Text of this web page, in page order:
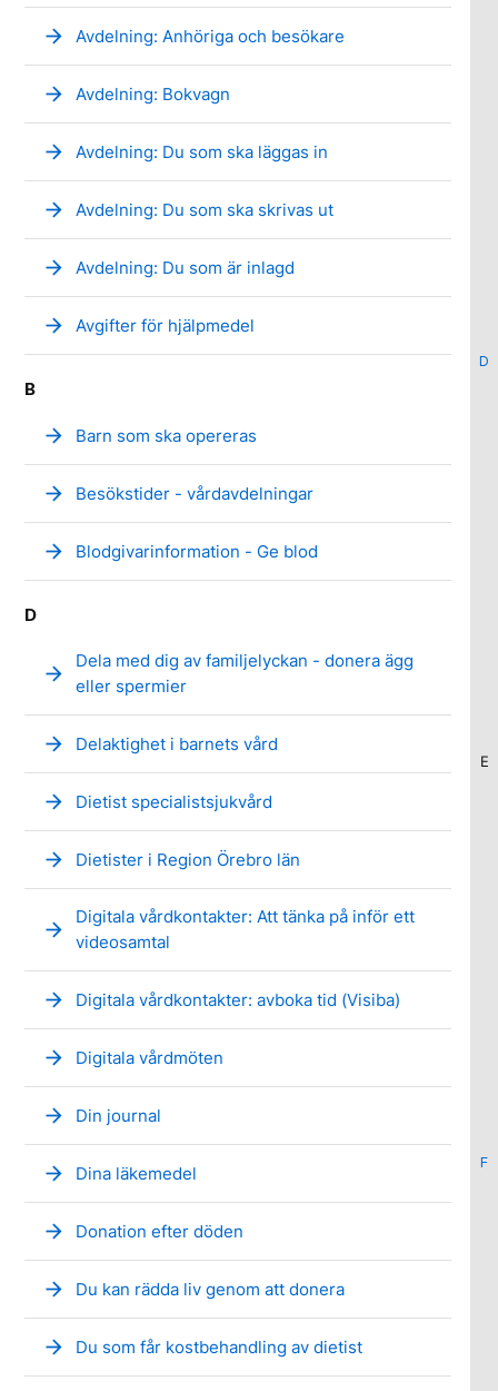
D
E
F
arrow_forward Avdelning: Anhöriga och besökare
arrow_forward Avdelning: Bokvagn
arrow_forward Avdelning: Du som ska läggas in
arrow_forward Avdelning: Du som ska skrivas ut
arrow_forward Avdelning: Du som är inlagd
arrow_forward Avgifter för hjälpmedel
B
arrow_forward Barn som ska opereras
arrow_forward Besökstider - vårdavdelningar
arrow_forward Blodgivarinformation - Ge blod
D
arrow_forward
Dela med dig av familjelyckan - donera ägg
eller spermier
arrow_forward Delaktighet i barnets vård
arrow_forward Dietist specialistsjukvård
arrow_forward Dietister i Region Örebro län
arrow_forward
Digitala vårdkontakter: Att tänka på inför ett
videosamtal
arrow_forward Digitala vårdkontakter: avboka tid (Visiba)
arrow_forward Digitala vårdmöten
arrow_forward Din journal
arrow_forward Dina läkemedel
arrow_forward Donation efter döden
arrow_forward Du kan rädda liv genom att donera
arrow_forward Du som får kostbehandling av dietist